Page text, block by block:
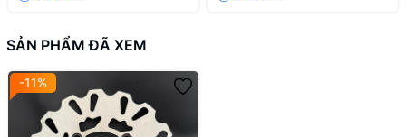
SẢN PHẨM ĐÃ XEM
-11%